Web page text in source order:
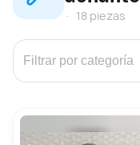
18 piezas